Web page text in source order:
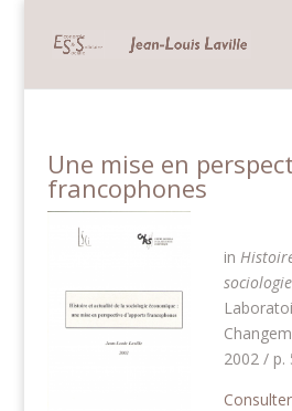
Une mise en
francophones
in
2002 / p.